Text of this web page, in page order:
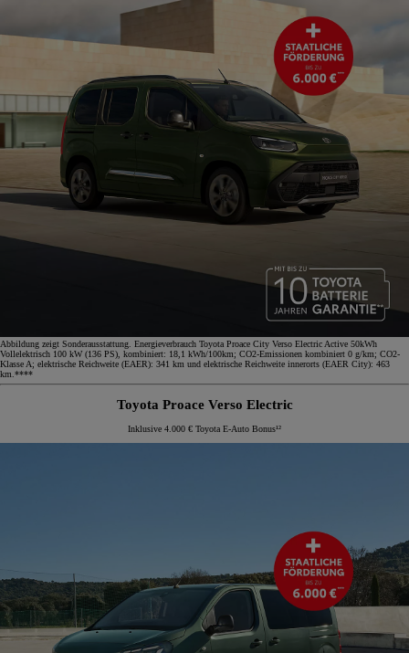
Abbildung zeigt Sonderausstattung. Energieverbrauch Toyota Proace City Verso Electric Active 50kWh
Vollelektrisch 100 kW (136 PS), kombiniert: 18,1 kWh/100km; CO2-Emissionen kombiniert 0 g/km; CO2-
Klasse A; elektrische Reichweite (EAER): 341 km und elektrische Reichweite innerorts (EAER City): 463
km.****
Toyota Proace Verso Electric
Inklusive 4.000 € Toyota E-Auto Bonus¹²